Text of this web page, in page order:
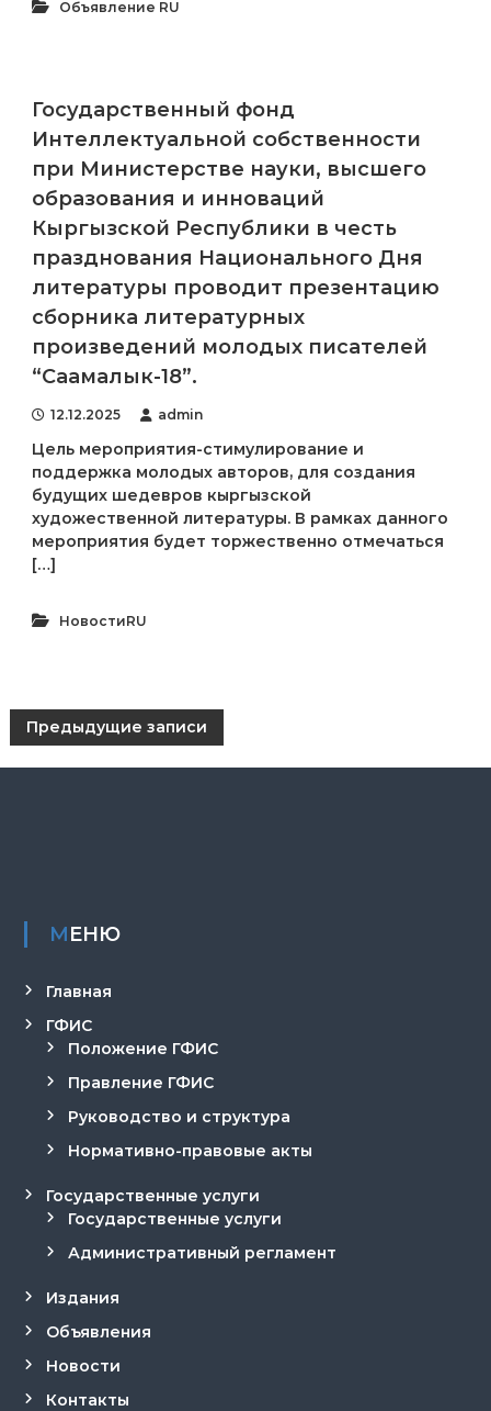
Объявление RU
Государственный фонд
Интеллектуальной собственности
при Министерстве науки, высшего
образования и инноваций
Кыргызской Республики в честь
празднования Национального Дня
литературы проводит презентацию
сборника литературных
произведений молодых писателей
“Саамалык-18”.
12.12.2025 admin
Цель мероприятия-стимулирование и
поддержка молодых авторов, для создания
будущих шедевров кыргызской
художественной литературы. В рамках данного
мероприятия будет торжественно отмечаться
[…]
НовостиRU
Н
г
а
ц
а
п
Предыдущие записи
МЕНЮ
Главная
ГФИС
Положение ГФИС
Правление ГФИС
Руководство и структура
Нормативно-правовые акты
Государственные услуги
Государственные услуги
Административный регламент
Издания
Объявления
Новости
Контакты